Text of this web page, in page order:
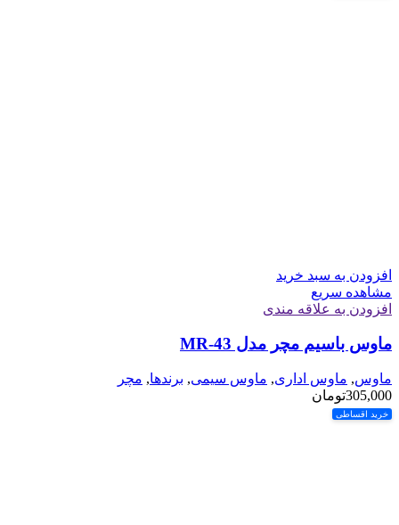
افزودن به سبد خرید
مشاهده سریع
افزودن به علاقه مندی
ماوس باسیم مچر مدل MR-43
ماوس, ماوس اداری, ماوس سیمی, برندها, مچر
305,000تومان
خرید اقساطی